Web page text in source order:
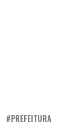
PREFEITURA